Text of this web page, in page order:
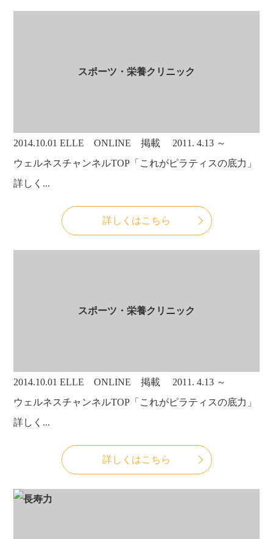
スポーツ・栄養クリニック
2014.10.01 ELLE ONLINE 掲載 2011. 4.13 ～
ウェルネスチャンネルTOP「これがピラティスの底力」
詳しく...
詳しくはこちら
スポーツ・栄養クリニック
2014.10.01 ELLE ONLINE 掲載 2011. 4.13 ～
ウェルネスチャンネルTOP「これがピラティスの底力」
詳しく...
詳しくはこちら